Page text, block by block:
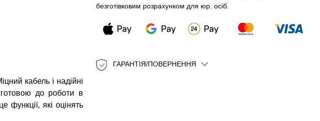
безготівковим розрахунком для юр. осіб.
ГАРАНТІЯ/ПОВЕРНЕННЯ
кабель і надійні
до роботи в
функції, які оцінять